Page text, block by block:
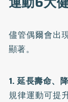
儘管偶爾會出
顯著。
1. 延長壽命、
規律運動可提